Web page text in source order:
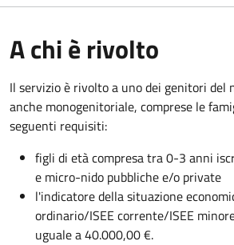
A chi è rivolto
Il servizio è rivolto a uno dei genitori del
anche monogenitoriale, comprese le
seguenti requisiti:
figli di età compresa tra 0-3 anni
e micro-nido pubbliche e/o private
l'indicatore della situazione
ordinario/ISEE corrente/ISEE
uguale a 40.000,00 €.